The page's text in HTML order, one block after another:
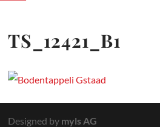
TS_12421_B1
Designed by myls AG